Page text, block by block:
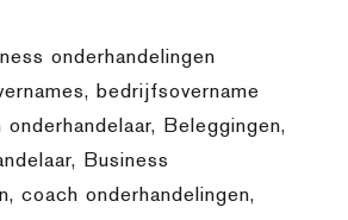
onderhandelingen
, bedrijfsovername
onderhandelaar, Beleggingen,
,
Business
,coach onderhandelingen,